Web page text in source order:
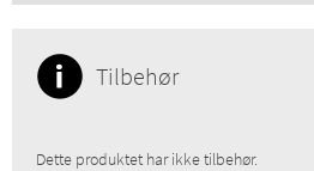
Tilbehør
Dette produktet har ikke tilbehør.